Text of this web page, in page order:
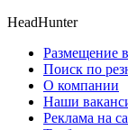
HeadHunter
Размещение
Поиск по
О компании
Наши
Реклама на